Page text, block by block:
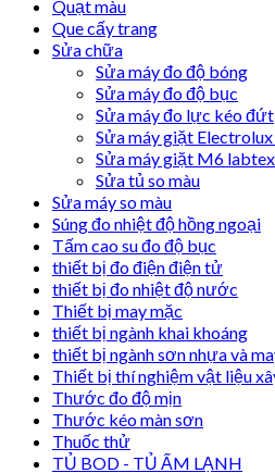
Quạt màu
Que cấy trang
Sửa chữa
Sửa máy đo độ bóng
Sửa máy đo độ bục
Sửa máy đo lực kéo đứt
Sửa máy giặt
Sửa máy giặt M6 labtex
Sửa tủ so màu
Sửa máy so màu
Súng đo nhiệt độ hồng ngoại
Tấm cao su đo độ bục
thiết bị đo điện điện tử
thiết bị đo nhiệt độ nước
Thiết bị may mặc
thiết bị ngành khai khoáng
thiết bị ngành sơn nhựa và
Thiết bị thí nghiệm vật liệu
Thước đo độ mịn
Thước kéo màn sơn
Thuốc thử
TỦ BOD - TỦ ẤM LẠNH